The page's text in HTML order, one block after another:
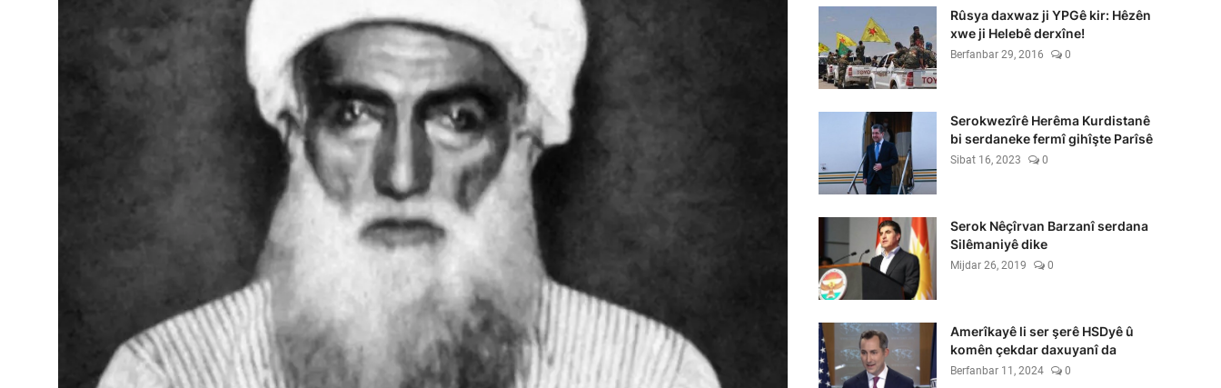
Kurdi
Rûsya daxwaz ji YPGê kir: Hêzên
xwe ji Helebê derxîne!
Berfanbar 29, 2016 0
Serokwezîrê Herêma Kurdistanê
bi serdaneke fermî gihîşte Parîsê
Sibat 16, 2023 0
Serok Nêçîrvan Barzanî serdana
Silêmaniyê dike
Mijdar 26, 2019 0
Amerîkayê li ser şerê HSDyê û
komên çekdar daxuyanî da
Berfanbar 11, 2024 0